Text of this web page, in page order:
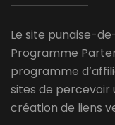
Le site punaise-
Programme
programme
sites de percevoir
création de liens